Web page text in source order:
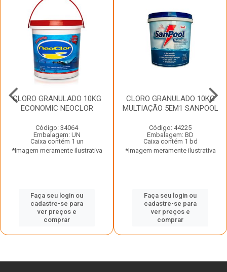
CLORO GRANULADO 10KG
ECONOMIC NEOCLOR
Código: 34064
Embalagem: UN
Caixa contém 1 un
*Imagem meramente ilustrativa
Faça seu login ou
cadastre-se para
ver preços e
comprar
CLORO GRANULADO 10KG
MULTIAÇÃO 5EM1 SANPOOL
Código: 44225
Embalagem: BD
Caixa contém 1 bd
*Imagem meramente ilustrativa
Faça seu login ou
cadastre-se para
ver preços e
comprar